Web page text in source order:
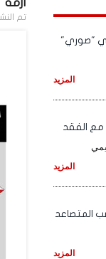
تم
"صوري"
المزيد
الفقد
المزيد
المتصاعد
المزيد